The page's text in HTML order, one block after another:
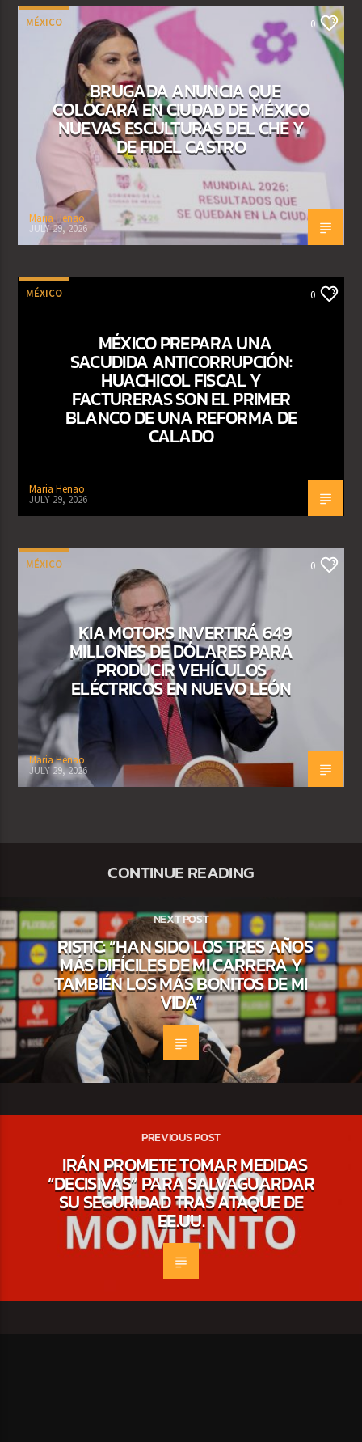
MÉXICO 0
BRUGADA ANUNCIA QUE
COLOCARÁ EN CIUDAD DE MÉXICO
NUEVAS ESCULTURAS DEL CHE Y
DE FIDEL CASTRO
Maria Henao
JULY 29, 2026
MÉXICO 0
MÉXICO PREPARA UNA
SACUDIDA ANTICORRUPCIÓN:
HUACHICOL FISCAL Y
FACTURERAS SON EL PRIMER
BLANCO DE UNA REFORMA DE
CALADO
Maria Henao
JULY 29, 2026
MÉXICO 0
KIA MOTORS INVERTIRÁ 649
MILLONES DE DÓLARES PARA
PRODUCIR VEHÍCULOS
ELÉCTRICOS EN NUEVO LEÓN
Maria Henao
JULY 29, 2026
CONTINUE READING
NEXT POST
RISTIC: “HAN SIDO LOS TRES AÑOS
MÁS DIFÍCILES DE MI CARRERA Y
TAMBIÉN LOS MÁS BONITOS DE MI
VIDA”
PREVIOUS POST
IRÁN PROMETE TOMAR MEDIDAS
“DECISIVAS” PARA SALVAGUARDAR
SU SEGURIDAD TRAS ATAQUE DE
EE.UU.